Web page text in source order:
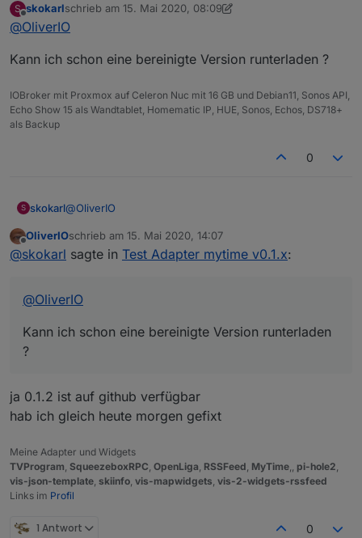
der scheint auch aktiv entwickelt zu werden.
S
Offline
skokarlschrieb am 15. Mai 2020, 08:09
zuletzt editiert von skokarl
@OliverIO
Kann ich schon eine bereinigte Version runterladen ?
IOBroker mit Proxmox auf Celeron Nuc mit 16 GB und Debian11, Sonos API,
Echo Show 15 als Wandtablet, Homematic IP, HUE, Sonos, Echos, DS718+
als Backup
0
S skokarl@OliverIO
Kann ich schon eine bereinigte Version runterladen ?
Offline
OliverIOschrieb am 15. Mai 2020, 14:07
zuletzt editiert von
@skokarl sagte in Test Adapter mytime v0.1.x:
@OliverIO
Kann ich schon eine bereinigte Version runterladen
?
ja 0.1.2 ist auf github verfügbar
hab ich gleich heute morgen gefixt
Meine Adapter und Widgets
TVProgram SqueezeboxRPC OpenLiga RSSFeed MyTime pi-hole2
vis-json-template skiinfo vis-mapwidgets vis-2-widgets-rssfeed
Links im Profil
1 Antwort 0